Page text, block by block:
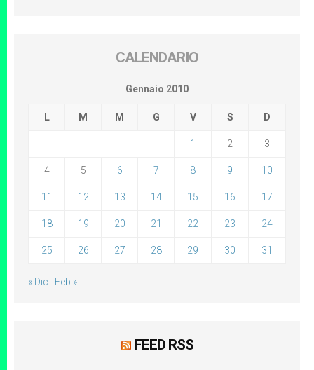
CALENDARIO
Gennaio 2010
L M M G V S D
1 2 3
4 5 6 7 8 9 10
11 12 13 14 15 16 17
18 19 20 21 22 23 24
25 26 27 28 29 30 31
« Dic Feb »
FEED RSS